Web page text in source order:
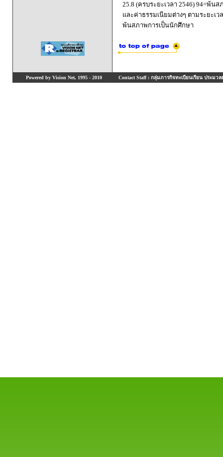
25.8 (ครบระยะเวลา 2546) 94=พ้
และค่าธรรมเนียมต่างๆ ตามระยะเ
พ้นสภาพการเป็นนักศึกษา
Powered by Vision Net, 1995 - 2010 Contact Staff : กลุ่มภารกิจทะเบียนเรียน ประมวล